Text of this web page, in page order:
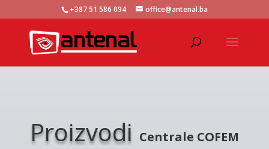
+387 51 586 094 office@antenal.ba
Proizvodi Centrale COFEM